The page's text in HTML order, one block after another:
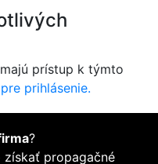
prístup k týmto
prihlásenie.
?
získať propagačné